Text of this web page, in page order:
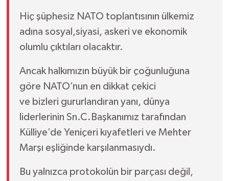
Hiç şüphesiz NATO toplantısının ülkemiz
adına sosyal,siyasi, askeri ve ekonomik
olumlu çıktıları olacaktır.
Ancak halkımızın büyük bir çoğunluğuna
göre NATO’nun en dikkat çekici
ve bizleri gururlandıran yanı, dünya
liderlerinin Sn.C.Başkanımız tarafından
Külliye’de Yeniçeri kıyafetleri ve Mehter
Marşı eşliğinde karşılanmasıydı.
Bu yalnızca protokolün bir parçası değil,